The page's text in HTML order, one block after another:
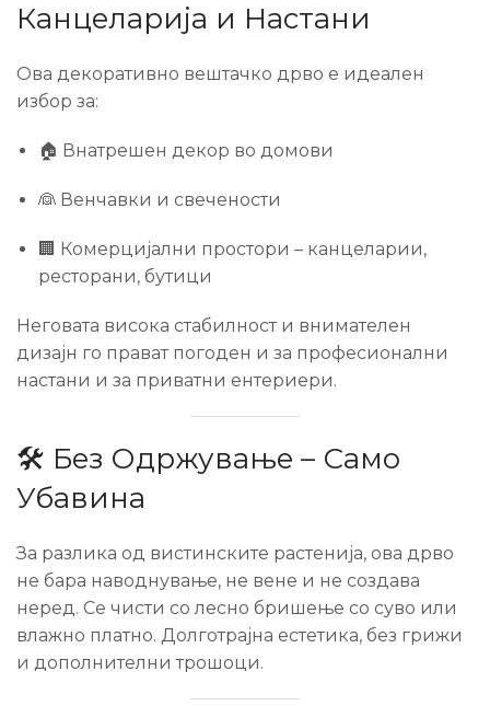
Канцеларија и Настани
Ова декоративно вештачко дрво е идеален
избор за:
🏠 Внатрешен декор во домови
👰 Венчавки и свечености
🏢 Комерцијални простори – канцеларии,
ресторани, бутици
Неговата висока стабилност и внимателен
дизајн го прават погоден и за професионални
настани и за приватни ентериери.
🛠️ Без Одржување – Само
Убавина
За разлика од вистинските растенија, ова дрво
не бара наводнување, не вене и не создава
неред. Се чисти со лесно бришење со суво или
влажно платно. Долготрајна естетика, без грижи
и дополнителни трошоци.